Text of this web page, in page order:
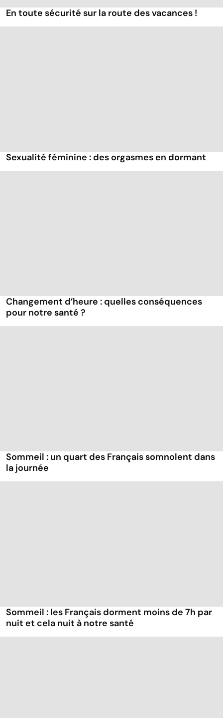
En toute sécurité sur la route des vacances !
Sexualité féminine : des orgasmes en dormant
Changement d’heure : quelles conséquences
pour notre santé ?
Sommeil : un quart des Français somnolent dans
la journée
Sommeil : les Français dorment moins de 7h par
nuit et cela nuit à notre santé